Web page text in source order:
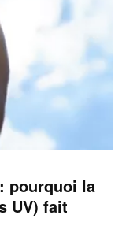
pourquoi la
UV) fait